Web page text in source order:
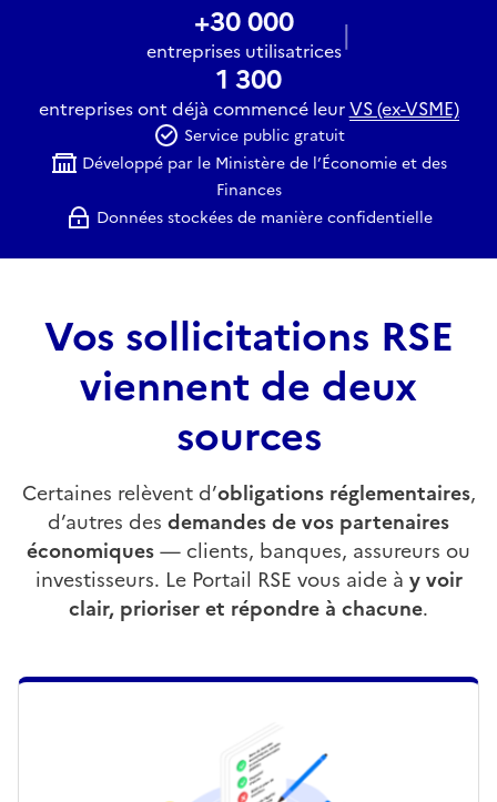
+30 000
entreprises utilisatrices|
1 300
entreprises ont déjà commencé leurVS (ex-VSME)
Service public gratuit
Développé par le Ministère de l’Économie et des
Finances
Données stockées de manière confidentielle
Vos sollicitations RSE
viennent de deux
sources
Certaines relèvent d’obligations réglementaires,
d’autres des demandes de vos partenaires
économiques— clients, banques, assureurs ou
investisseurs. Le Portail RSE vous aide à y voir
clair, prioriser et répondre à chacune.